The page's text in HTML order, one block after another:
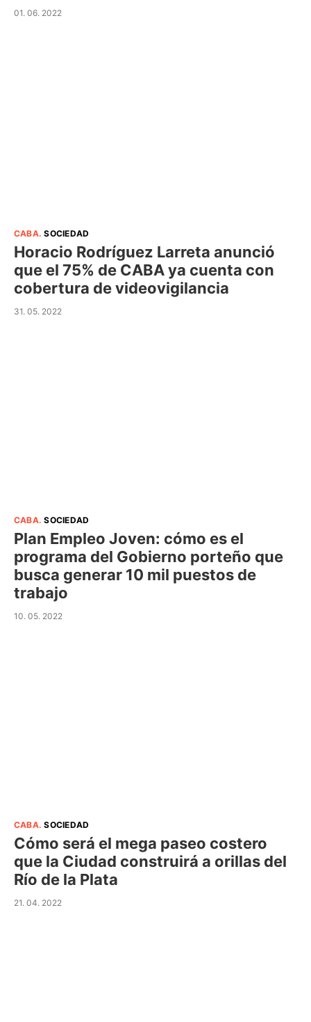
01. 06. 2022
CABA.SOCIEDAD
Horacio Rodríguez Larreta anunció
que el 75% de CABA ya cuenta con
cobertura de videovigilancia
31. 05. 2022
CABA.SOCIEDAD
Plan Empleo Joven: cómo es el
programa del Gobierno porteño que
busca generar 10 mil puestos de
trabajo
10. 05. 2022
CABA.SOCIEDAD
Cómo será el mega paseo costero
que la Ciudad construirá a orillas del
Río de la Plata
21. 04. 2022